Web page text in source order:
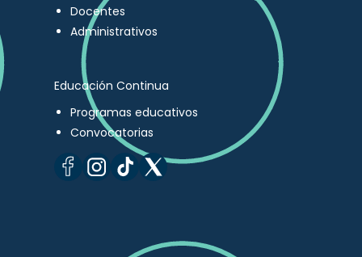
Docentes
Administrativos
Educación Continua
Programas educativos
Convocatorias